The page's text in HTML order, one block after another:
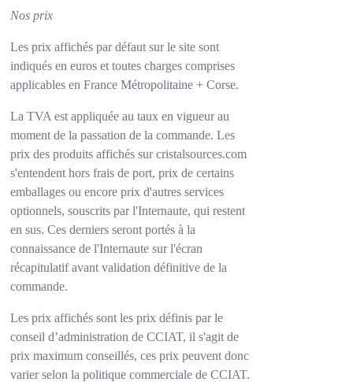
Nos prix
Les prix affichés par défaut sur le site sont
indiqués en euros et toutes charges comprises
applicables en France Métropolitaine + Corse.
La TVA est appliquée au taux en vigueur au
moment de la passation de la commande. Les
prix des produits affichés sur cristalsources.com
s'entendent hors frais de port, prix de certains
emballages ou encore prix d'autres services
optionnels, souscrits par l'Internaute, qui restent
en sus. Ces derniers seront portés à la
connaissance de l'Internaute sur l'écran
récapitulatif avant validation définitive de la
commande.
Les prix affichés sont les prix définis par le
conseil d’administration de CCIAT, il s'agit de
prix maximum conseillés, ces prix peuvent donc
varier selon la politique commerciale de CCIAT.